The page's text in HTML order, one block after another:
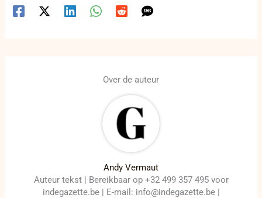
Over de auteur
Andy Vermaut
Auteur tekst | Bereikbaar op +32 499 357 495 voor
indegazette.be | E-mail: info@indegazette.be |